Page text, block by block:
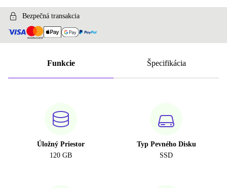
1000 GB
Bezpečná transakcia
Funkcie Špecifikácia
Úložný Priestor
120 GB
Typ Pevného Disku
SSD